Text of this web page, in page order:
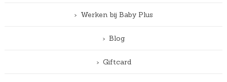
Werken bij Baby Plus
Blog
Giftcard